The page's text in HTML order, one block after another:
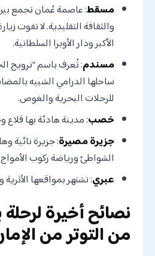
مسقط: عاصمة عُمان تجمع
والثقافة التقليدية. لا تفوت
الأكبر ودار الأوبرا السلطانية.
مسندم: تُعرف باسم “نرويج
ساحلها الدرامي الشبيه
للرحلات البحرية والغوص.
خصب: مدينة هادئة بها
جزيرة مصيرة: جزيرة نائية
الشواطئ ورياضة ركوب
عبري: تشتهر بمواقعها الأثرية
نصائح أخيرة لرحلة
من التوتر من